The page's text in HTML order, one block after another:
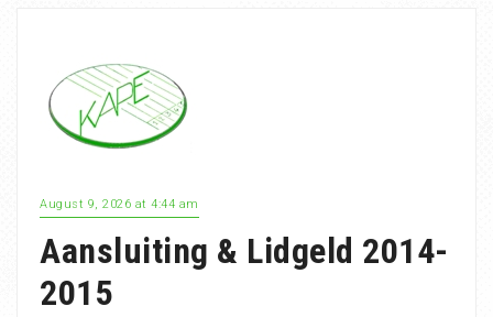
August 9, 2026 at 4:44 am
Aansluiting & Lidgeld 2014-
2015